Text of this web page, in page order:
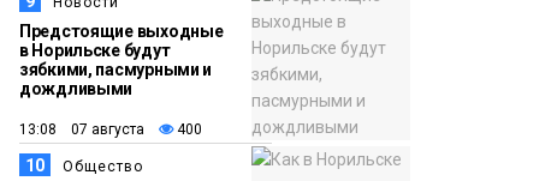
Предстоящие выходные
в Норильске будут
зябкими, пасмурными и
дождливыми
13:08 07 августа 400
10 Общество